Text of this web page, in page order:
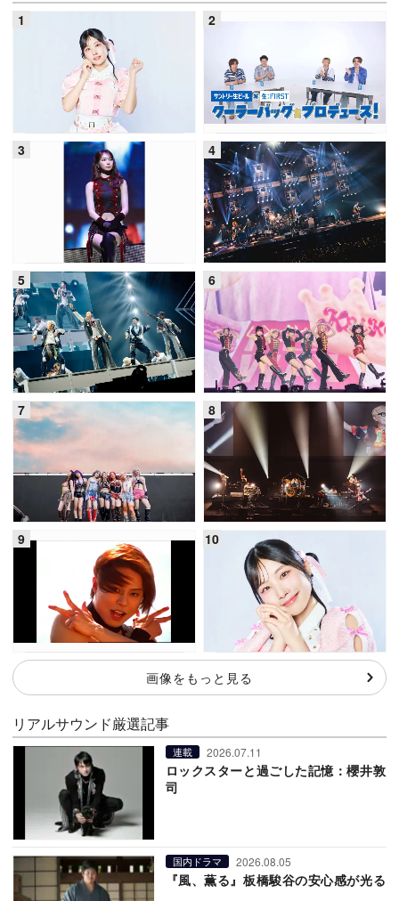
画像をもっと見る
リアルサウンド厳選記事
連載 2026.07.11
ロックスターと過ごした記憶：櫻井敦
司
国内ドラマ 2026.08.05
『風、薫る』板橋駿谷の安心感が光る